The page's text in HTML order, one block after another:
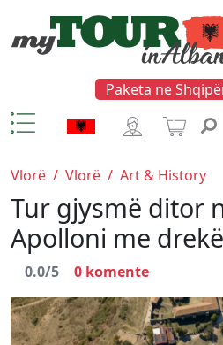
Paketa ne
Vlorë / Vlorë / Art & History
Tur gjysmë ditor
Apolloni me drekë
0.0/5 0 komente